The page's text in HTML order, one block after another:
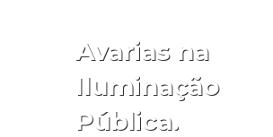
Avarias na
Iluminação
Pública.